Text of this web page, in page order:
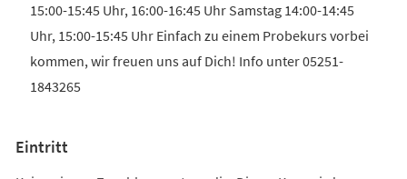
15:00-15:45 Uhr, 16:00-16:45 Uhr Samstag 14:00-14:45
Uhr, 15:00-15:45 Uhr Einfach zu einem Probekurs vorbei
kommen, wir freuen uns auf Dich! Info unter 05251-
1843265
Eintritt